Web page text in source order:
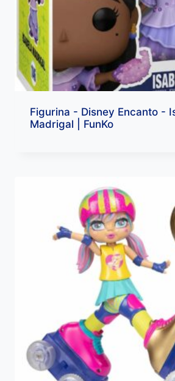
Figurina - Disney Encanto -
Madrigal | FunKo